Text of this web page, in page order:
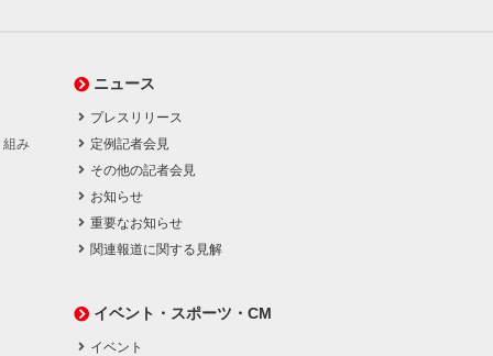
組み
ニュース
プレスリリース
定例記者会見
その他の記者会見
お知らせ
重要なお知らせ
関連報道に関する見解
イベント・スポーツ・CM
イベント